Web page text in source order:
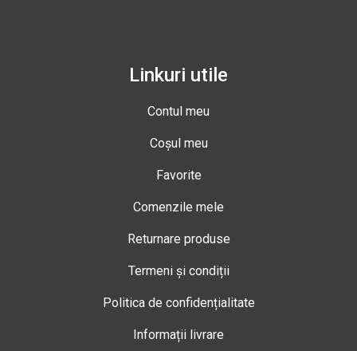
Linkuri utile
Contul meu
Coșul meu
Favorite
Comenzile mele
Returnare produse
Termeni și condiții
Politica de confidențialitate
Informații livrare